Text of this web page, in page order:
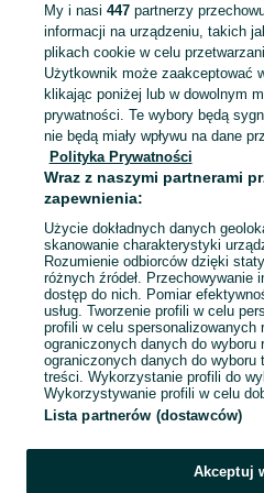
KATEGORIA
Mapa kategorii
Mapa miejscowości
Mapa ministron
Popularne wyszukiwania
My i nasi 447partnerzy
informacji na urządzeniu, takich
plikach cookie w celu
Użytkownik może zaakceptować
klikając poniżej lub w dowolnym
prywatności. Te wybory będą
nie będą miały wpływu na dane
Polityka Prywatności
Wraz z naszymi partnerami
zapewnienia:
Użycie dokładnych danych
skanowanie charakterystyki
Rozumienie odbiorców dzięki
różnych źródeł. Przechowywanie
dostęp do nich. Pomiar
usług. Tworzenie profili w celu
profili w celu spersonalizowanych
ograniczonych danych do
ograniczonych danych do
treści. Wykorzystanie profili do
Wykorzystywanie profili w celu
Lista partnerów (dostawców)
Akceptuj